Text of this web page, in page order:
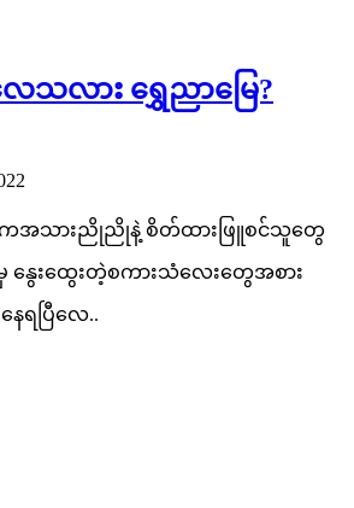
သလား ရွှေညာမြေ?
ကအသားညိုညိုနဲ့ စိတ်ထားဖြူစင်သူတွေ
နွေးထွေးတဲ့စကားသံလေးတွေအစား
ရပြီလေ..